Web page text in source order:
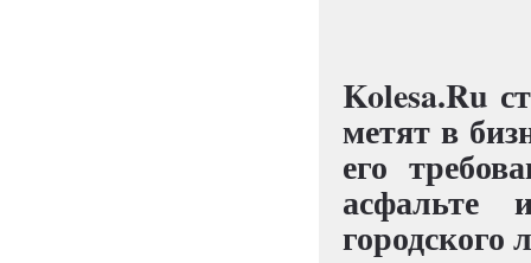
Kolesa.Ru
метят в
его
асфальте
городского